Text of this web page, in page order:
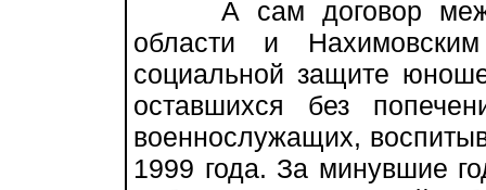
А сам договор между
области и
социальной защите
оставшихся без
военнослужащих,
1999 года. За минувшие